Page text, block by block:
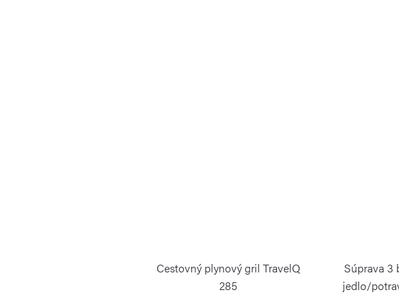
Cestovný plynový gril TravelQ
285
Súprava 3
jedlo/